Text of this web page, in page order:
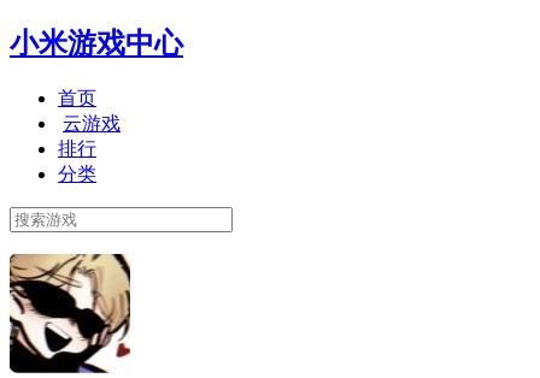
小米游戏中心
首页
云游戏
排行
分类